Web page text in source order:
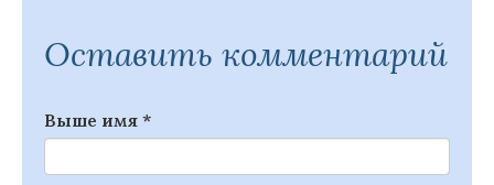
Оставить комментарий
Выше имя *